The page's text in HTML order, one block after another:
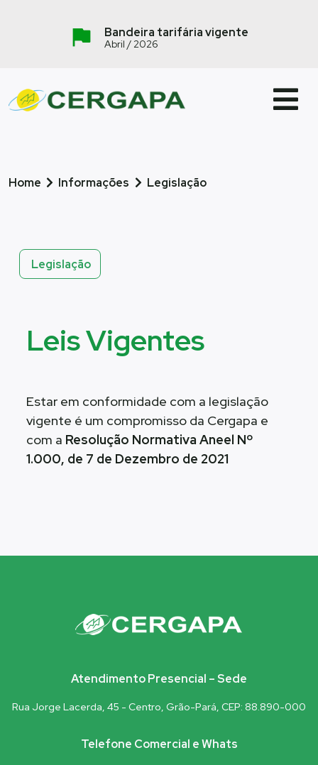
Bandeira tarifária vigente
Abril / 2026
Home Informações Legislação
Legislação
Leis Vigentes
Estar em conformidade com a legislação
vigente é um compromisso da Cergapa e
com a Resolução Normativa Aneel Nº
1.000, de 7 de Dezembro de 2021
Atendimento Presencial – Sede
Rua Jorge Lacerda, 45 - Centro, Grão-Pará, CEP: 88.890-000
Telefone Comercial e Whats